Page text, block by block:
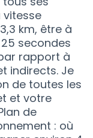
vitesse
km, être à
secondes
rapport à
indirects. Je
de toutes les
et votre
de
: où